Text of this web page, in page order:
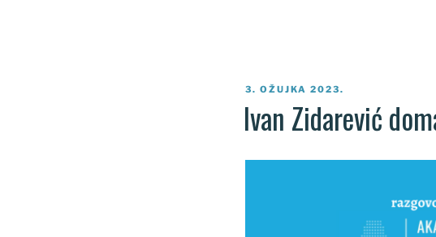
OBJAVLJENO
3. OŽUJKA 2023.
Ivan Zidarević